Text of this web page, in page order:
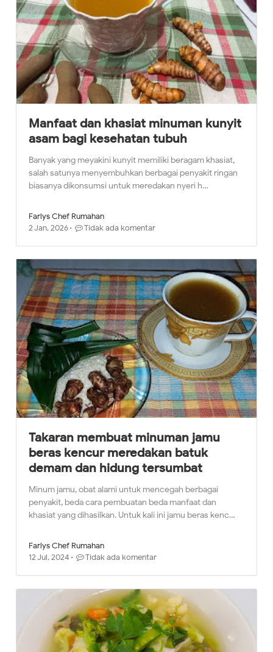
Manfaat dan khasiat minuman kunyit
asam bagi kesehatan tubuh
Banyak yang meyakini kunyit memiliki beragam khasiat,
salah satunya menyembuhkan berbagai penyakit ringan
biasanya dikonsumsi untuk meredakan nyeri h…
Farlys Chef Rumahan
2 Jan, 2026
Tidak ada komentar
Takaran membuat minuman jamu
beras kencur meredakan batuk
demam dan hidung tersumbat
Minum jamu, obat alami untuk mencegah berbagai
penyakit, beda cara pembuatan beda manfaat dan
khasiat yang dihasilkan. Untuk kali ini jamu beras kenc…
Farlys Chef Rumahan
12 Jul, 2024
Tidak ada komentar